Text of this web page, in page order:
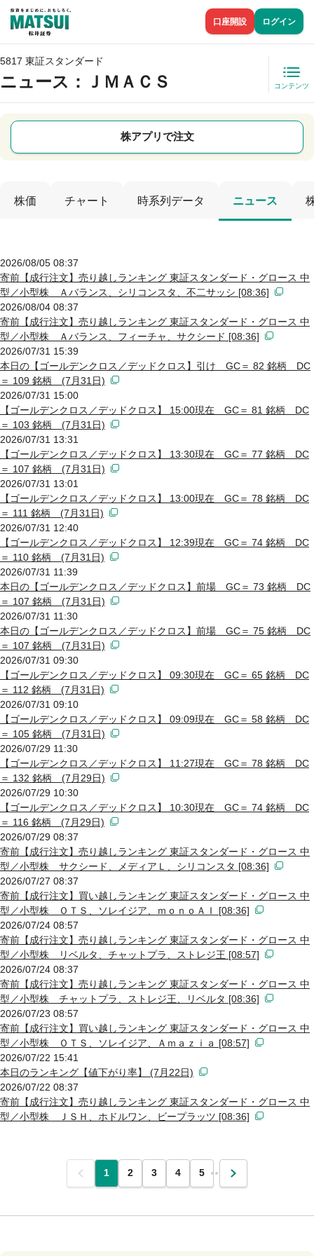
口座開設 ログイン
5817 東証スタンダード
ニュース ：ＪＭＡＣＳ コンテンツ
株アプリで注文
株価 チャート 時系列データ ニュース
2026/08/05 08:37
寄前【成行注文】売り越しランキング 東証スタンダード・グロース 中
型／小型株 Ａバランス、シリコンスタ、不二サッシ [08:36]
2026/08/04 08:37
寄前【成行注文】売り越しランキング 東証スタンダード・グロース 中
型／小型株 Ａバランス、フィーチャ、サクシード [08:36]
2026/07/31 15:39
本日の【ゴールデンクロス／デッドクロス】引け GC＝ 82 銘柄 DC
＝ 109 銘柄 (7月31日)
2026/07/31 15:00
【ゴールデンクロス／デッドクロス】 15:00現在 GC＝ 81 銘柄 DC
＝ 103 銘柄 (7月31日)
2026/07/31 13:31
【ゴールデンクロス／デッドクロス】 13:30現在 GC＝ 77 銘柄 DC
＝ 107 銘柄 (7月31日)
2026/07/31 13:01
【ゴールデンクロス／デッドクロス】 13:00現在 GC＝ 78 銘柄 DC
＝ 111 銘柄 (7月31日)
2026/07/31 12:40
【ゴールデンクロス／デッドクロス】 12:39現在 GC＝ 74 銘柄 DC
＝ 110 銘柄 (7月31日)
2026/07/31 11:39
本日の【ゴールデンクロス／デッドクロス】前場 GC＝ 73 銘柄 DC
＝ 107 銘柄 (7月31日)
2026/07/31 11:30
本日の【ゴールデンクロス／デッドクロス】前場 GC＝ 75 銘柄 DC
＝ 107 銘柄 (7月31日)
2026/07/31 09:30
【ゴールデンクロス／デッドクロス】 09:30現在 GC＝ 65 銘柄 DC
＝ 112 銘柄 (7月31日)
2026/07/31 09:10
【ゴールデンクロス／デッドクロス】 09:09現在 GC＝ 58 銘柄 DC
＝ 105 銘柄 (7月31日)
2026/07/29 11:30
【ゴールデンクロス／デッドクロス】 11:27現在 GC＝ 78 銘柄 DC
＝ 132 銘柄 (7月29日)
2026/07/29 10:30
【ゴールデンクロス／デッドクロス】 10:30現在 GC＝ 74 銘柄 DC
＝ 116 銘柄 (7月29日)
2026/07/29 08:37
寄前【成行注文】売り越しランキング 東証スタンダード・グロース 中
型／小型株 サクシード、メディアＬ、シリコンスタ [08:36]
2026/07/27 08:37
寄前【成行注文】買い越しランキング 東証スタンダード・グロース 中
型／小型株 ＯＴＳ、ソレイジア、ｍｏｎｏＡＩ [08:36]
2026/07/24 08:57
寄前【成行注文】売り越しランキング 東証スタンダード・グロース 中
型／小型株 リベルタ、チャットプラ、ストレジ王 [08:57]
2026/07/24 08:37
寄前【成行注文】売り越しランキング 東証スタンダード・グロース 中
型／小型株 チャットプラ、ストレジ王、リベルタ [08:36]
2026/07/23 08:57
寄前【成行注文】買い越しランキング 東証スタンダード・グロース 中
型／小型株 ＯＴＳ、ソレイジア、Ａｍａｚｉａ [08:57]
2026/07/22 15:41
本日のランキング【値下がり率】 (7月22日)
2026/07/22 08:37
寄前【成行注文】売り越しランキング 東証スタンダード・グロース 中
型／小型株 ＪＳＨ、ホドルワン、ビープラッツ [08:36]
前 1 2 3 4 5 … 次